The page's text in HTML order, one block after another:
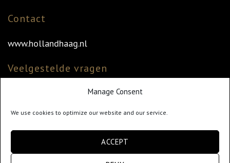
Manage Consent
We use cookies to optimize our website and our service.
ACCEPT
Contact
www.hollandhaag.nl
Veelgestelde vragen
Veelgestelde vragen
Klantenservice
info@hollandhaag.nl